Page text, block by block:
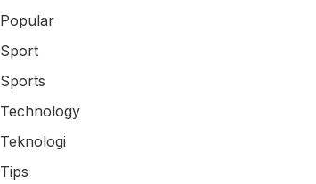
Popular
Sport
Sports
Technology
Teknologi
Tips